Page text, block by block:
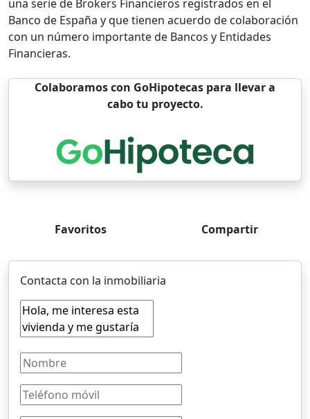
una serie de Brokers Financieros registrados en el
Banco de España y que tienen acuerdo de colaboración
con un número importante de Bancos y Entidades
Financieras.
Colaboramos con GoHipotecas para llevar a
cabo tu proyecto.
Favoritos Compartir
Contacta con la inmobiliaria